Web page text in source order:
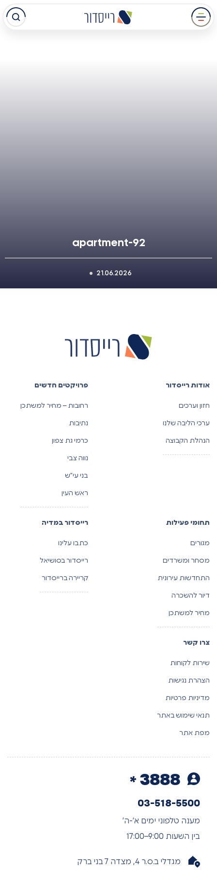
מעבר
לתוכן
apartment-92
21.06.2026
אודות רייסדור
חזון וערכים
ערכי הליבה שלנו
הנהלת הקבוצה
פרויקטים חדשים
רחובות – מחיר למשתכן
נתיבות
כרמי גת צפון
נווה צבי
בני עי”ש
ראש העין
תחומי פעילות
מגורים
מסחר ומשרדים
התחדשות עירונית
דיור להשכרה
מחיר למשתכן
רייסדור במדיה
כתבו עלינו
רייסדור בסושיאל
קריירה ברייסדור
צרו קשר
שירות לקוחות
הצהרת נגישות
מדיניות פרטיות
תנאי שימוש באתר
מפת אתר
03-518-5500
מענה טלפוני ימים א’-ה’
בין השעות 9:00–17:00
מגדלי ב.ס.ר 4, מצדה 7 בני ברק